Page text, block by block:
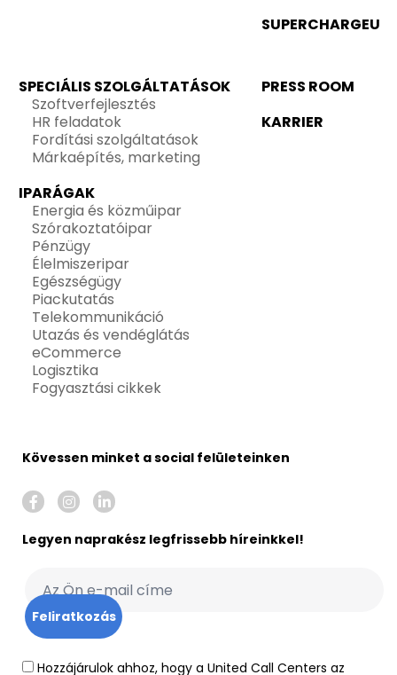
SUPERCHARGEU
SPECIÁLIS SZOLGÁLTATÁSOK
Szoftverfejlesztés
HR feladatok
Fordítási szolgáltatások
Márkaépítés, marketing
IPARÁGAK
Energia és közműipar
Szórakoztatóipar
Pénzügy
Élelmiszeripar
Egészségügy
Piackutatás
Telekommunikáció
Utazás és vendéglátás
eCommerce
Logisztika
Fogyasztási cikkek
PRESS ROOM
KARRIER
Kövessen minket a social felületeinken
Legyen naprakész legfrissebb híreinkkel!
Hozzájárulok ahhoz, hogy a United Call Centers az